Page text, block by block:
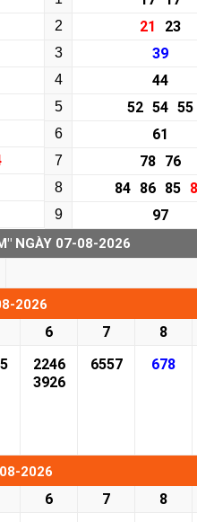
2 21 23
3 39
4 44
5 52 54 55
6 61
7 78 76
8 84 86 85
9 97
NGÀY 07-08-2026
2026
6 7 8
2246
3926
6557 678
2026
6 7 8